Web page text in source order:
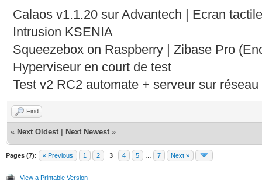
Calaos v1.1.20 sur Advantech | Ecran
Intrusion KSENIA
Squeezebox on Raspberry | Zibase Pro
Hyperviseur en court de test
Test v2 RC2 automate + serveur sur
Find
« Next Oldest Next Newest »
Pages (7): « Previous 1 2 3 4 5 7 Next »
View a Printable Version